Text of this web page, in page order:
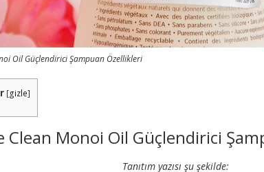
Oil Güçlendirici Şampuan Özellikleri
[gizle]
Clean Monoi Oil Güçlendirici
Tanıtım yazısı şu şekilde: